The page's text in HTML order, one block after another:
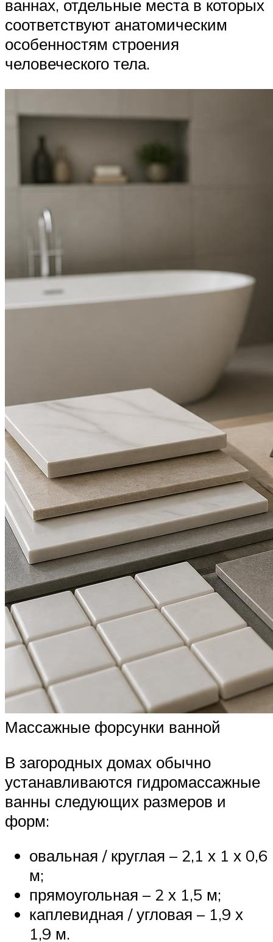
ваннах, отдельные места в которых
соответствуют анатомическим
особенностям строения
человеческого тела.
Массажные форсунки ванной
В загородных домах обычно
устанавливаются гидромассажные
ванны следующих размеров и
форм:
овальная / круглая – 2,1 х 1 х 0,6
м;
прямоугольная – 2 х 1,5 м;
каплевидная / угловая – 1,9 х
1,9 м.